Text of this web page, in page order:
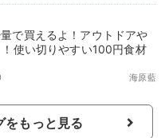
で買えるよ！アウトドアや
使い切りやすい100円食材
海原藍
をもっと見る